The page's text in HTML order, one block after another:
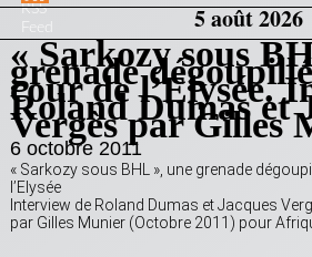
RSS
Feed
5 août 2026
« Sarkozy sous
grenade
cour de l’Elysée.
Roland Dumas et
Vergès par Gilles
6 octobre 2011
« Sarkozy sous BHL », une grenade
l’Elysée
Interview de Roland Dumas et Jacques
par Gilles Munier (Octobre 2011) pour